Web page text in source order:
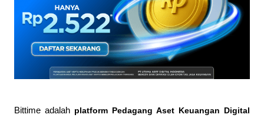
Bittime adalah platform Pedagang Aset Keuangan Digital